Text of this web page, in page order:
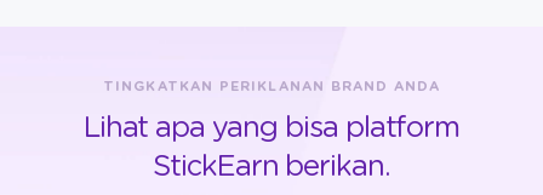
TINGKATKAN PERIKLANAN BRAND ANDA
Lihat apa yang bisa platform
StickEarn berikan.